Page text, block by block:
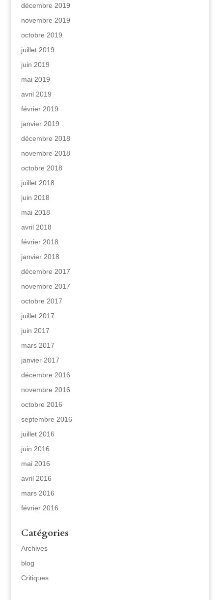
décembre 2019
novembre 2019
octobre 2019
juillet 2019
juin 2019
mai 2019
avril 2019
février 2019
janvier 2019
décembre 2018
novembre 2018
octobre 2018
juillet 2018
juin 2018
mai 2018
avril 2018
février 2018
janvier 2018
décembre 2017
novembre 2017
octobre 2017
juillet 2017
juin 2017
mars 2017
janvier 2017
décembre 2016
novembre 2016
octobre 2016
septembre 2016
juillet 2016
juin 2016
mai 2016
avril 2016
mars 2016
février 2016
Catégories
Archives
blog
Critiques